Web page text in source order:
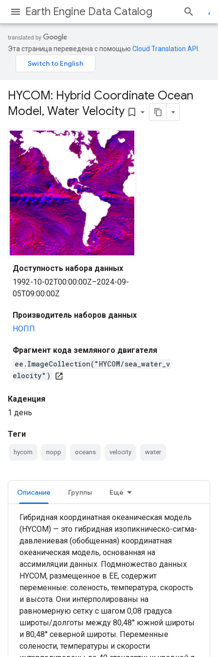
Earth Engine Data Catalog
Эта страница переведена с помощью Cloud Translation API
HYCOM: Hybrid Coordinate Ocean
Model, Water Velocity bookmark_border
Доступность набора данных
1992-10-02T00:00:00Z–2024-09-
05T09:00:00Z
Производитель наборов данных
НОПП
Фрагмент кода земляного двигателя
ee.ImageCollection("HYCOM/sea_water_v
elocity")
open_in_new
Каденция
1 день
Теги
hycom nopp oceans velocity water
Описание Группы Ещё
Гибридная координатная океаническая модель
(HYCOM) — это гибридная изопикническо-сигма-
давлениевая (обобщенная) координатная
океаническая модель, основанная на
ассимиляции данных. Подмножество данных
HYCOM, размещенное в EE, содержит
переменные: соленость, температура, скорость
и высота. Они интерполированы на
равномерную сетку с шагом 0,08 градуса
широты/долготы между 80,48° южной широты
и 80,48° северной широты. Переменные
солености, температуры и скорости